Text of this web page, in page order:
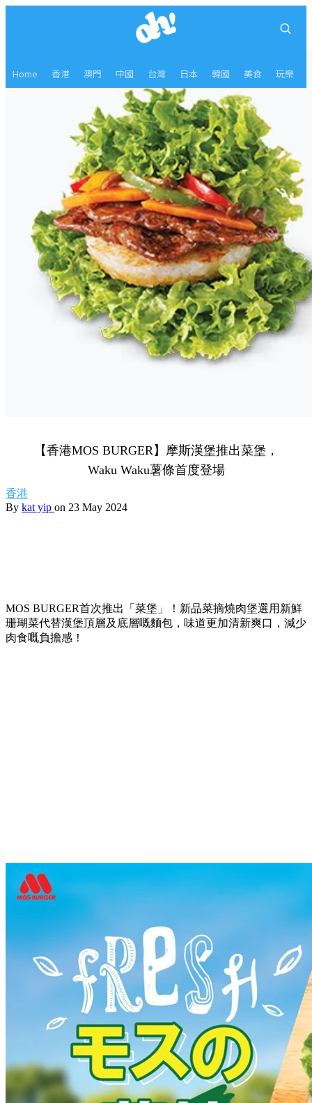
Home 香港 澳門 中國 台灣 日本 韓國 美食 玩樂
【香港MOS BURGER】摩斯漢堡推出菜堡，
Waku Waku薯條首度登場
香港
By kat yip on 23 May 2024
MOS BURGER首次推出「菜堡」！新品菜摘燒肉堡選用新鮮
珊瑚菜代替漢堡頂層及底層嘅麵包，味道更加清新爽口，減少
肉食嘅負擔感！